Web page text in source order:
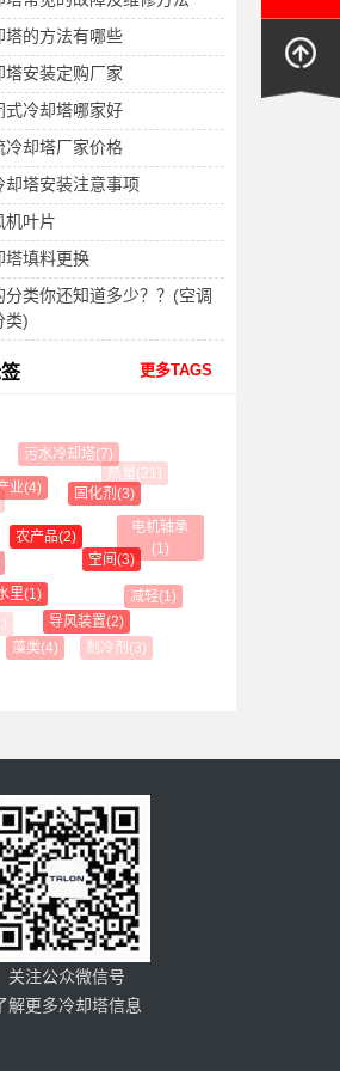
塔的方法有哪些
塔安装定购厂家
式冷却塔哪家好
冷却塔厂家价格
却塔安装注意事项
机叶片
塔填料更换
分类你还知道多少？？(空调
类)
更多TAGS
里(1)
农产品(2)
(4)
藻类(4)
导风装置(2)
空间(3)
固化剂(3)
污水冷却塔(7)
制冷剂(3)
减轻(1)
电机轴承(1)
热量(21)
关注公众微信号
解更多冷却塔信息